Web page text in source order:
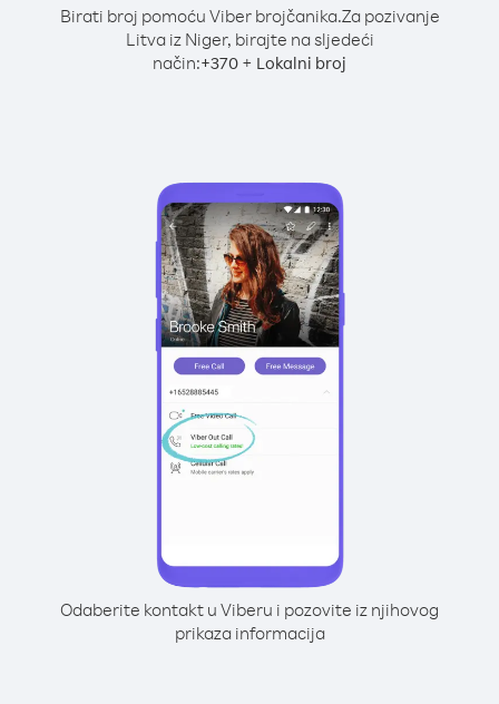
Birati broj pomoću Viber brojčanika.Za pozivanje
Litva iz Niger, birajte na sljedeći
način:+370 + Lokalni broj
Odaberite kontakt u Viberu i pozovite iz njihovog
prikaza informacija